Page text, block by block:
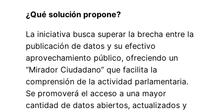
¿Qué solución propone?
La iniciativa busca superar la brecha entre la
publicación de datos y su efectivo
aprovechamiento público, ofreciendo un
“Mirador Ciudadano” que facilita la
comprensión de la actividad parlamentaria.
Se promoverá el acceso a una mayor
cantidad de datos abiertos, actualizados y